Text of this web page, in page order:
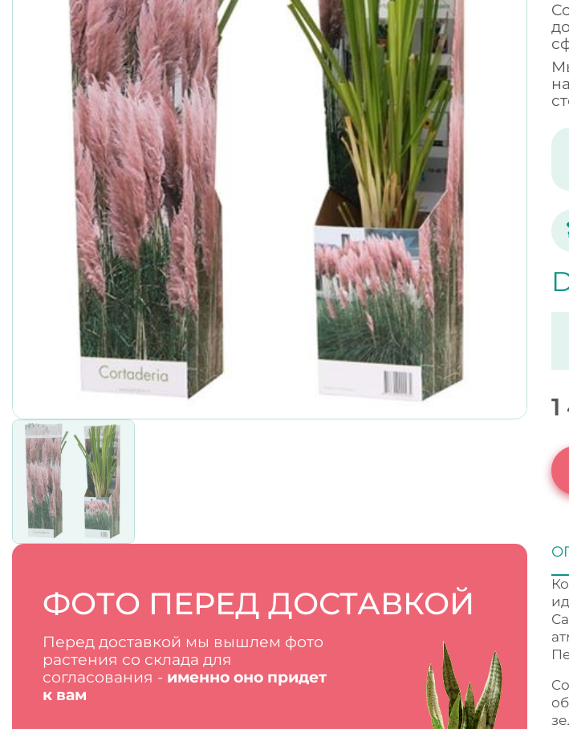
ФОТО ПЕРЕД ДОСТАВКОЙ
Перед доставкой мы вышлем фото
растения со склада для
согласования - именно оно придет
к вам